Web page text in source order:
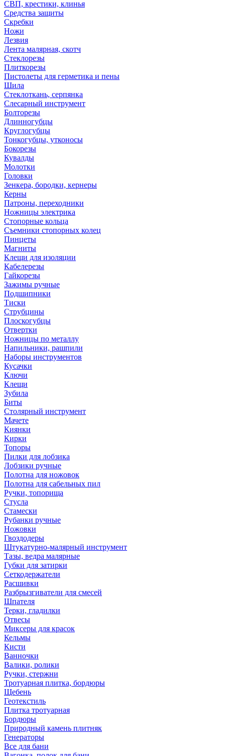
СВП, крестики, клинья
Средства защиты
Скребки
Ножи
Лезвия
Лента малярная, скотч
Стеклорезы
Плиткорезы
Пистолеты для герметика и пены
Шила
Стеклоткань, серпянка
Слесарный инструмент
Болторезы
Длинногубцы
Круглогубцы
Тонкогубцы, утконосы
Бокорезы
Кувалды
Молотки
Головки
Зенкера, бородки, кернеры
Керны
Патроны, переходники
Ножницы электрика
Стопорные кольца
Съемники стопорных колец
Пинцеты
Магниты
Клещи для изоляции
Кабелерезы
Гайкорезы
Зажимы ручные
Подшипники
Тиски
Струбцины
Плоскогубцы
Отвертки
Ножницы по металлу
Напильники, рашпили
Наборы инструментов
Кусачки
Ключи
Клещи
Зубила
Биты
Столярный инструмент
Мачете
Киянки
Кирки
Топоры
Пилки для лобзика
Лобзики ручные
Полотна для ножовок
Полотна для сабельных пил
Ручки, топорища
Стусла
Стамески
Рубанки ручные
Ножовки
Гвоздодеры
Штукатурно-малярный инструмент
Тазы, ведра малярные
Губки для затирки
Сеткодержатели
Расшивки
Разбрызгиватели для смесей
Шпателя
Терки, гладилки
Отвесы
Миксеры для красок
Кельмы
Кисти
Ванночки
Валики, ролики
Ручки, стержни
Тротуарная плитка, бордюры
Щебень
Геотекстиль
Плитка тротуарная
Бордюры
Природный камень плитняк
Генераторы
Все для бани